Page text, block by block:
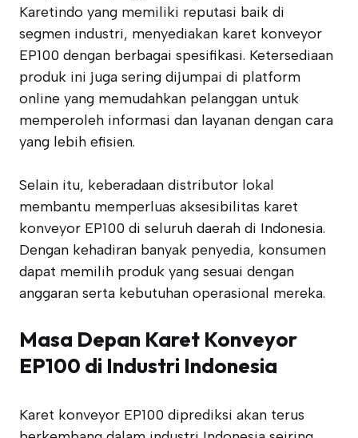
Karetindo yang memiliki reputasi baik di
segmen industri, menyediakan karet konveyor
EP100 dengan berbagai spesifikasi. Ketersediaan
produk ini juga sering dijumpai di platform
online yang memudahkan pelanggan untuk
memperoleh informasi dan layanan dengan cara
yang lebih efisien.
Selain itu, keberadaan distributor lokal
membantu memperluas aksesibilitas karet
konveyor EP100 di seluruh daerah di Indonesia.
Dengan kehadiran banyak penyedia, konsumen
dapat memilih produk yang sesuai dengan
anggaran serta kebutuhan operasional mereka.
Masa Depan Karet Konveyor
EP100 di Industri Indonesia
Karet konveyor EP100 diprediksi akan terus